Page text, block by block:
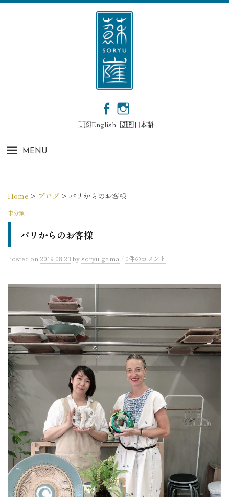
コ
c
e
o
s
t
r
English 日本語
MENU
Home > ブログ > パリからのお客様
未分類
パリからのお客様
Posted on 2019-08-23 by soryu-gama / 0件のコメント